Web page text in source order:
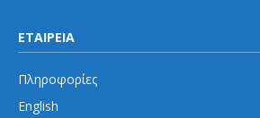
ΕΤΑΙΡΕΙΑ
Πληροφορίες
English